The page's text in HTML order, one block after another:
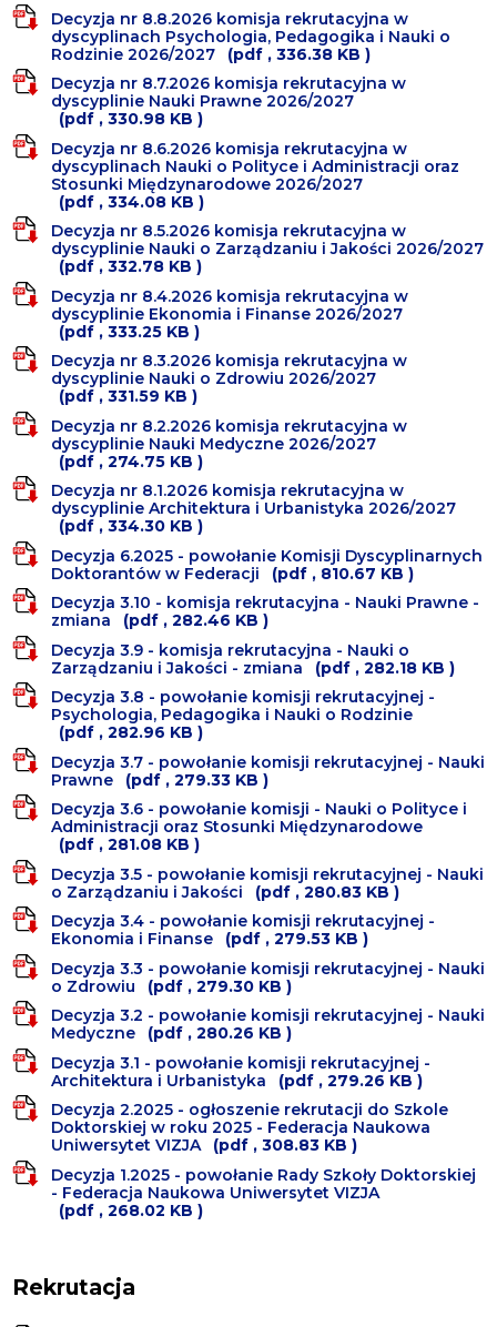
Decyzja nr 8.8.2026 komisja rekrutacyjna w
dyscyplinach Psychologia, Pedagogika i Nauki o
Rodzinie 2026/2027
(pdf , 336.38 KB )
Decyzja nr 8.7.2026 komisja rekrutacyjna w
dyscyplinie Nauki Prawne 2026/2027
(pdf , 330.98 KB )
Decyzja nr 8.6.2026 komisja rekrutacyjna w
dyscyplinach Nauki o Polityce i Administracji oraz
Stosunki Międzynarodowe 2026/2027
(pdf , 334.08 KB )
Decyzja nr 8.5.2026 komisja rekrutacyjna w
dyscyplinie Nauki o Zarządzaniu i Jakości 2026/2027
(pdf , 332.78 KB )
Decyzja nr 8.4.2026 komisja rekrutacyjna w
dyscyplinie Ekonomia i Finanse 2026/2027
(pdf , 333.25 KB )
Decyzja nr 8.3.2026 komisja rekrutacyjna w
dyscyplinie Nauki o Zdrowiu 2026/2027
(pdf , 331.59 KB )
Decyzja nr 8.2.2026 komisja rekrutacyjna w
dyscyplinie Nauki Medyczne 2026/2027
(pdf , 274.75 KB )
Decyzja nr 8.1.2026 komisja rekrutacyjna w
dyscyplinie Architektura i Urbanistyka 2026/2027
(pdf , 334.30 KB )
Decyzja 6.2025 - powołanie Komisji Dyscyplinarnych
Doktorantów w Federacji
(pdf , 810.67 KB )
Decyzja 3.10 - komisja rekrutacyjna - Nauki Prawne -
zmiana
(pdf , 282.46 KB )
Decyzja 3.9 - komisja rekrutacyjna - Nauki o
Zarządzaniu i Jakości - zmiana
(pdf , 282.18 KB )
Decyzja 3.8 - powołanie komisji rekrutacyjnej -
Psychologia, Pedagogika i Nauki o Rodzinie
(pdf , 282.96 KB )
Decyzja 3.7 - powołanie komisji rekrutacyjnej - Nauki
Prawne
(pdf , 279.33 KB )
Decyzja 3.6 - powołanie komisji - Nauki o Polityce i
Administracji oraz Stosunki Międzynarodowe
(pdf , 281.08 KB )
Decyzja 3.5 - powołanie komisji rekrutacyjnej - Nauki
o Zarządzaniu i Jakości
(pdf , 280.83 KB )
Decyzja 3.4 - powołanie komisji rekrutacyjnej -
Ekonomia i Finanse
(pdf , 279.53 KB )
Decyzja 3.3 - powołanie komisji rekrutacyjnej - Nauki
o Zdrowiu
(pdf , 279.30 KB )
Decyzja 3.2 - powołanie komisji rekrutacyjnej - Nauki
Medyczne
(pdf , 280.26 KB )
Decyzja 3.1 - powołanie komisji rekrutacyjnej -
Architektura i Urbanistyka
(pdf , 279.26 KB )
Decyzja 2.2025 - ogłoszenie rekrutacji do Szkole
Doktorskiej w roku 2025 - Federacja Naukowa
Uniwersytet VIZJA
(pdf , 308.83 KB )
Decyzja 1.2025 - powołanie Rady Szkoły Doktorskiej
- Federacja Naukowa Uniwersytet VIZJA
(pdf , 268.02 KB )
Rekrutacja